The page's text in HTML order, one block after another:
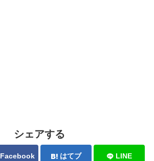
シェアする
Facebook はてブ LINE